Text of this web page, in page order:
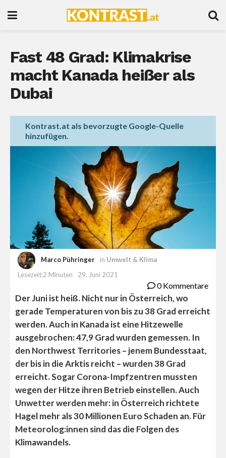
Fast 48 Grad: Klimakrise
macht Kanada heißer als
Dubai
Kontrast.at als bevorzugte Google-Quelle
hinzufügen.
Marco Pühringer in Umwelt & Klima
Lesezeit:2 Minuten
29. Juni 2021
0 Kommentare
Der Juni ist heiß. Nicht nur in Österreich, wo
gerade Temperaturen von bis zu 38 Grad erreicht
werden. Auch in Kanada ist eine Hitzewelle
ausgebrochen: 47,9 Grad wurden gemessen. In
den Northwest Territories – jenem Bundesstaat,
der bis in die Arktis reicht – wurden 38 Grad
erreicht. Sogar Corona-Impfzentren mussten
wegen der Hitze ihren Betrieb einstellen. Auch
Unwetter werden mehr: in Österreich richtete
Hagel mehr als 30 Millionen Euro Schaden an. Für
Meteorolog:innen sind das die Folgen des
Klimawandels.